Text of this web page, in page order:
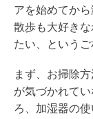
アを始めてか
散歩も大好き
たい、というご
まず、お掃除
が気づかれて
ろ、加湿器の